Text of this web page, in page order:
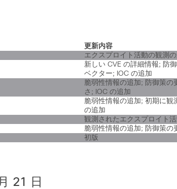
更新内容
エクスプロイト活動の観測
新しい CVE の詳細情報; 防
ベクター; IOC の追加
脆弱性情報の追加; 防御策の
さ; IOC の追加
脆弱性情報の追加; 初期に観
の追加
観測されたエクスプロイト
脆弱性情報の追加; 防御策の
初版
21 日